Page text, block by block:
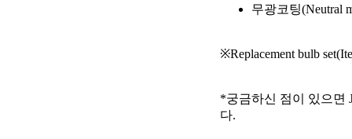
무광코팅(Neutral
※Replacement bulb
*궁금하신 점이 있으면
다.